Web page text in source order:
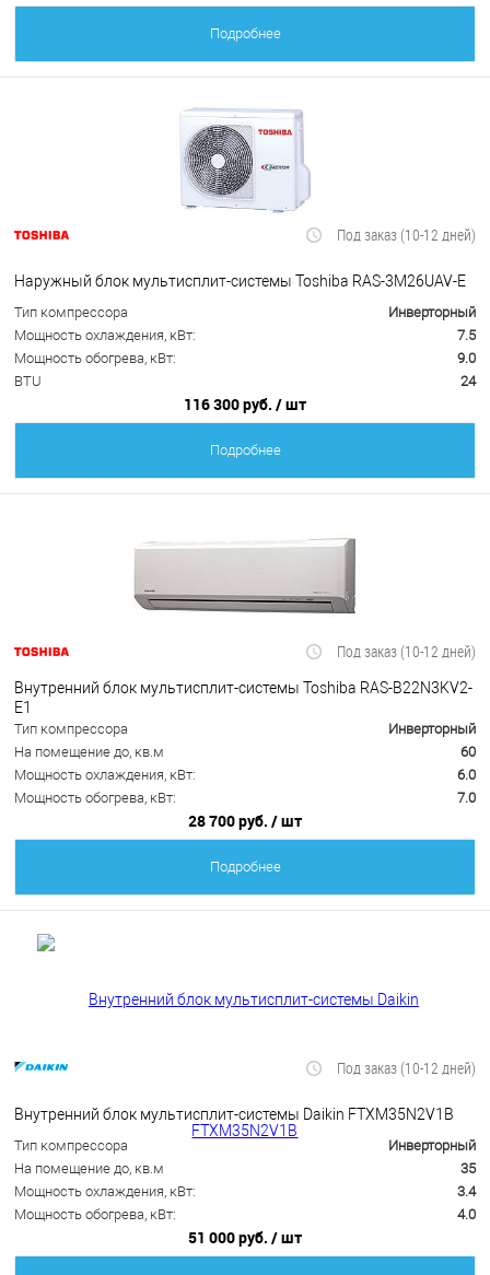
Подробнее
Под заказ (10-12 дней)
Наружный блок мультисплит-системы Toshiba RAS-3M26UAV-E
Тип компрессора
Инверторный
Мощность охлаждения, кВт:
7.5
Мощность обогрева, кВт:
9.0
BTU
24
116 300 руб. / шт
Подробнее
Под заказ (10-12 дней)
Внутренний блок мультисплит-системы Toshiba RAS-B22N3KV2-
E1
Тип компрессора
Инверторный
На помещение до, кв.м
60
Мощность охлаждения, кВт:
6.0
Мощность обогрева, кВт:
7.0
28 700 руб. / шт
Подробнее
Под заказ (10-12 дней)
Внутренний блок мультисплит-системы Daikin FTXM35N2V1B
Тип компрессора
Инверторный
На помещение до, кв.м
35
Мощность охлаждения, кВт:
3.4
Мощность обогрева, кВт:
4.0
51 000 руб. / шт